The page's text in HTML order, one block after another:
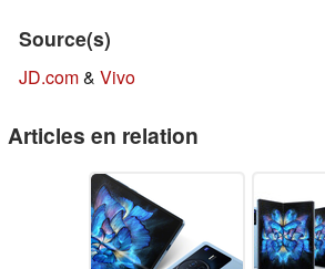
Source(s)
JD.com& Vivo
Articles en relation